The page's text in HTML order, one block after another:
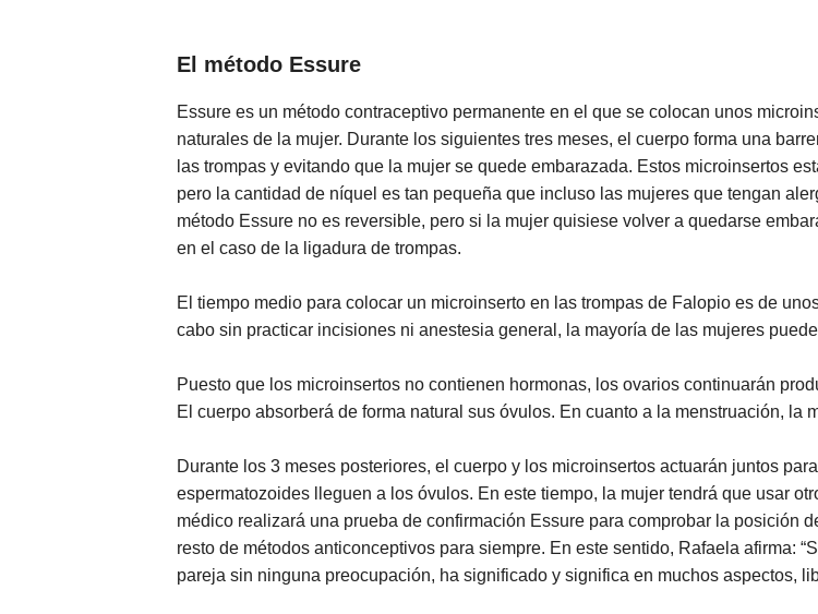
El método Essure
Essure es un método contraceptivo permanente en el que se colocan unos
naturales de la mujer. Durante los siguientes tres meses, el cuerpo forma una
las trompas y evitando que la mujer se quede embarazada. Estos microinsertos
pero la cantidad de níquel es tan pequeña que incluso las mujeres que tengan
método Essure no es reversible, pero si la mujer quisiese volver a quedarse
en el caso de la ligadura de trompas.
El tiempo medio para colocar un microinserto en las trompas de Falopio es de
cabo sin practicar incisiones ni anestesia general, la mayoría de las mujeres
Puesto que los microinsertos no contienen hormonas, los ovarios continuarán
El cuerpo absorberá de forma natural sus óvulos. En cuanto a la menstruación, la
Durante los 3 meses posteriores, el cuerpo y los microinsertos actuarán juntos
espermatozoides lleguen a los óvulos. En este tiempo, la mujer tendrá que usar
médico realizará una prueba de confirmación Essure para comprobar la posición
resto de métodos anticonceptivos para siempre. En este sentido, Rafaela afirma:
pareja sin ninguna preocupación, ha significado y significa en muchos aspectos,